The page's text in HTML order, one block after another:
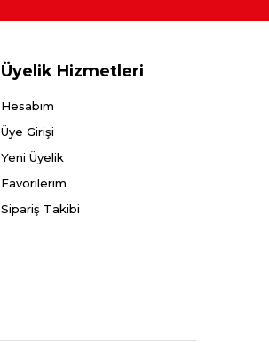
Üyelik Hizmetleri
Hesabım
Üye Girişi
Yeni Üyelik
Favorilerim
Sipariş Takibi